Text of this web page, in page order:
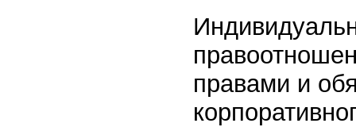
правами и